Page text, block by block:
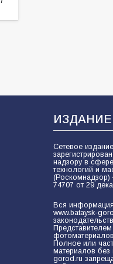
ИЗДАНИЕ
Сетевое
надзору в
технологий и
74707 от 29
Вся
www.bataysk-
Полное или
материалов без
gorod.ru